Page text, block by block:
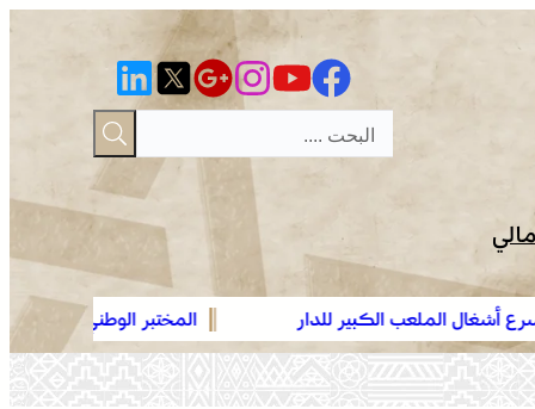
للدار
المختبر الوطني للشرطة العلمية والتقنية التابع
الوطني، يحصل على شهادة الاعتماد والمطابقة
“ISO/CEI 17025”
عمان .. الاجتماع الوزاري لدعم القدس وأماكنها
المقدسة يؤكد على أهمية دور لجنة القدس بقيادة
جلالة الملك ويدعم جهود اللجنة ووكالة بيت مال